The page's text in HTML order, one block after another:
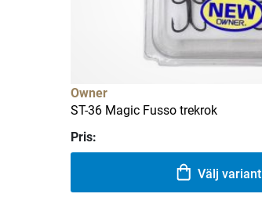
Owner
ST-36 Magic Fusso trekrok
Pris:
Välj variant